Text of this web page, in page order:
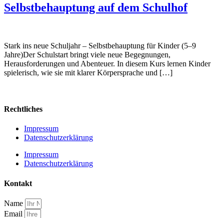
Selbstbehauptung auf dem Schulhof
Stark ins neue Schuljahr – Selbstbehauptung für Kinder (5–9
Jahre)Der Schulstart bringt viele neue Begegnungen,
Herausforderungen und Abenteuer. In diesem Kurs lernen Kinder
spielerisch, wie sie mit klarer Körpersprache und […]
Rechtliches
Impressum
Datenschutzerklärung
Impressum
Datenschutzerklärung
Kontakt
Name
Email